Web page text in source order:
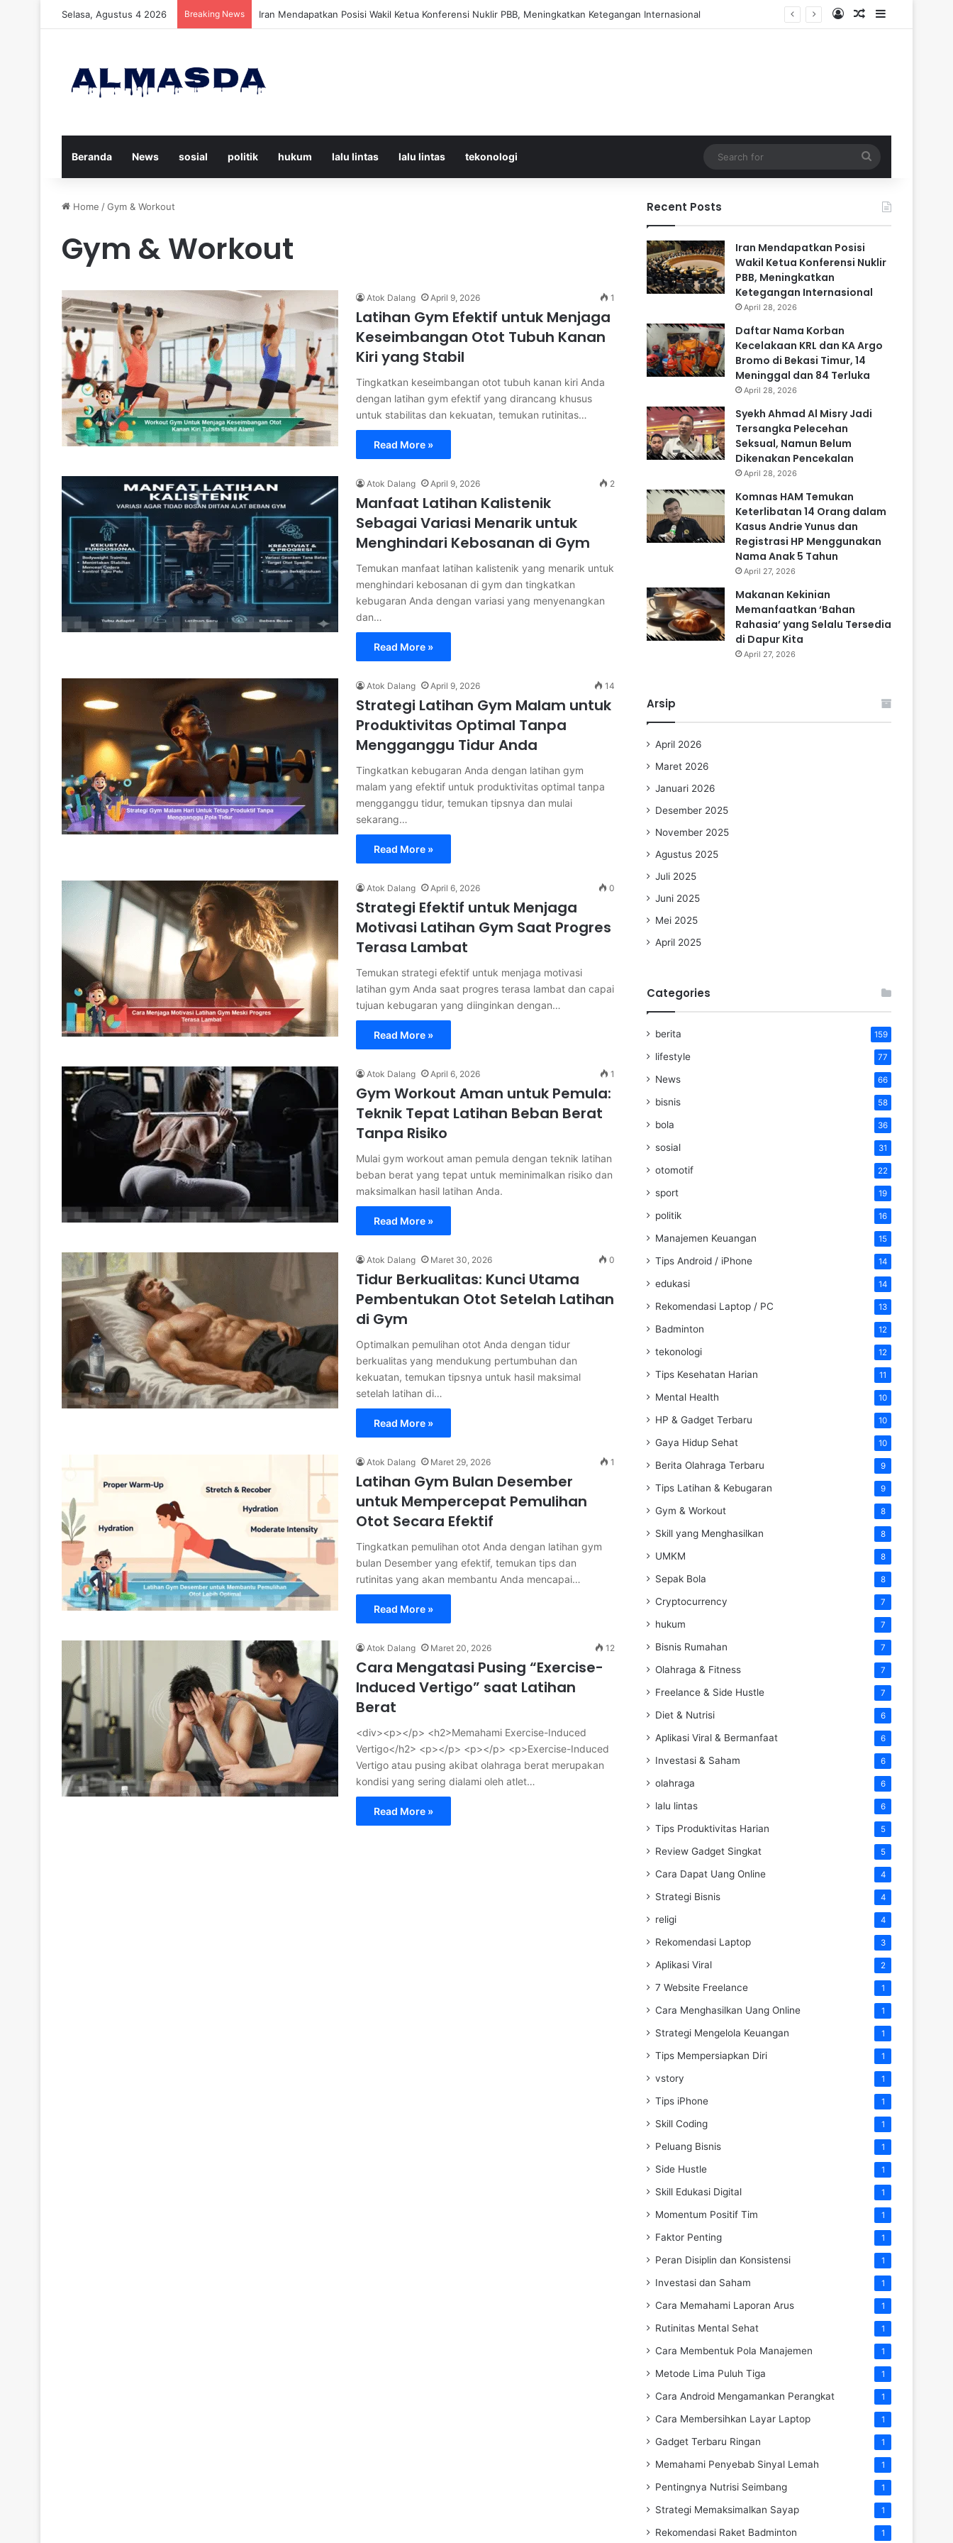
Selasa, Agustus 4 2026 Breaking News Daftar Nama Korban Kecelakaan KRL dan KA Argo Bromo di Bekasi Timur, 14 Meninggal dan 84 Terluka Log InRandom Article
Sidebar
Beranda News sosial politik hukum lalu lintas lalu lintas tekonologi
for
Home /Gym & Workout
Gym & Workout
Atok Dalang April 9, 2026 1
Latihan Gym Efektif untuk Menjaga
Keseimbangan Otot Tubuh Kanan
Kiri yang Stabil
Tingkatkan keseimbangan otot tubuh kanan kiri Anda
dengan latihan gym efektif yang dirancang khusus
untuk stabilitas dan kekuatan, temukan rutinitas…
Read More »
Atok Dalang April 9, 2026 2
Manfaat Latihan Kalistenik
Sebagai Variasi Menarik untuk
Menghindari Kebosanan di Gym
Temukan manfaat latihan kalistenik yang menarik untuk
menghindari kebosanan di gym dan tingkatkan
kebugaran Anda dengan variasi yang menyenangkan
dan…
Read More »
Atok Dalang April 9, 2026 14
Strategi Latihan Gym Malam untuk
Produktivitas Optimal Tanpa
Mengganggu Tidur Anda
Tingkatkan kebugaran Anda dengan latihan gym
malam yang efektif untuk produktivitas optimal tanpa
mengganggu tidur, temukan tipsnya dan mulai
sekarang…
Read More »
Atok Dalang April 6, 2026 0
Strategi Efektif untuk Menjaga
Motivasi Latihan Gym Saat Progres
Terasa Lambat
Temukan strategi efektif untuk menjaga motivasi
latihan gym Anda saat progres terasa lambat dan capai
tujuan kebugaran yang diinginkan dengan…
Read More »
Atok Dalang April 6, 2026 1
Gym Workout Aman untuk Pemula:
Teknik Tepat Latihan Beban Berat
Tanpa Risiko
Mulai gym workout aman pemula dengan teknik latihan
beban berat yang tepat untuk meminimalkan risiko dan
maksimalkan hasil latihan Anda.
Read More »
Atok Dalang Maret 30, 2026 0
Tidur Berkualitas: Kunci Utama
Pembentukan Otot Setelah Latihan
di Gym
Optimalkan pemulihan otot Anda dengan tidur
berkualitas yang mendukung pertumbuhan dan
kekuatan, temukan tipsnya untuk hasil maksimal
setelah latihan di…
Read More »
Atok Dalang Maret 29, 2026 1
Latihan Gym Bulan Desember
untuk Mempercepat Pemulihan
Otot Secara Efektif
Tingkatkan pemulihan otot Anda dengan latihan gym
bulan Desember yang efektif, temukan tips dan
rutinitas yang akan membantu Anda mencapai…
Read More »
Atok Dalang Maret 20, 2026 12
Cara Mengatasi Pusing “Exercise-
Induced Vertigo” saat Latihan
Berat
<div><p></p> <h2>Memahami Exercise-Induced
Vertigo</h2> <p></p> <p></p> <p>Exercise-Induced
Vertigo atau pusing akibat olahraga berat merupakan
kondisi yang sering dialami oleh atlet…
Read More »
Recent Posts
Iran Mendapatkan Posisi
Wakil Ketua Konferensi Nuklir
PBB, Meningkatkan
Ketegangan Internasional
April 28, 2026
Daftar Nama Korban
Kecelakaan KRL dan KA Argo
Bromo di Bekasi Timur, 14
Meninggal dan 84 Terluka
April 28, 2026
Syekh Ahmad Al Misry Jadi
Tersangka Pelecehan
Seksual, Namun Belum
Dikenakan Pencekalan
April 28, 2026
Komnas HAM Temukan
Keterlibatan 14 Orang dalam
Kasus Andrie Yunus dan
Registrasi HP Menggunakan
Nama Anak 5 Tahun
April 27, 2026
Makanan Kekinian
Memanfaatkan ‘Bahan
Rahasia’ yang Selalu Tersedia
di Dapur Kita
April 27, 2026
Arsip
April 2026
Maret 2026
Januari 2026
Desember 2025
November 2025
Agustus 2025
Juli 2025
Juni 2025
Mei 2025
April 2025
Categories
berita 159
lifestyle 77
News 66
bisnis 58
bola 36
sosial 31
otomotif 22
sport 19
politik 16
Manajemen Keuangan 15
Tips Android / iPhone 14
edukasi 14
Rekomendasi Laptop / PC 13
Badminton 12
tekonologi 12
Tips Kesehatan Harian 11
Mental Health 10
HP & Gadget Terbaru 10
Gaya Hidup Sehat 10
Berita Olahraga Terbaru 9
Tips Latihan & Kebugaran 9
Gym & Workout 8
Skill yang Menghasilkan 8
UMKM 8
Sepak Bola 8
Cryptocurrency 7
hukum 7
Bisnis Rumahan 7
Olahraga & Fitness 7
Freelance & Side Hustle 7
Diet & Nutrisi 6
Aplikasi Viral & Bermanfaat 6
Investasi & Saham 6
olahraga 6
lalu lintas 6
Tips Produktivitas Harian 5
Review Gadget Singkat 5
Cara Dapat Uang Online 4
Strategi Bisnis 4
religi 4
Rekomendasi Laptop 3
Aplikasi Viral 2
7 Website Freelance 1
Cara Menghasilkan Uang Online 1
Strategi Mengelola Keuangan 1
Tips Mempersiapkan Diri 1
vstory 1
Tips iPhone 1
Skill Coding 1
Peluang Bisnis 1
Side Hustle 1
Skill Edukasi Digital 1
Momentum Positif Tim 1
Faktor Penting 1
Peran Disiplin dan Konsistensi 1
Investasi dan Saham 1
Cara Memahami Laporan Arus 1
Rutinitas Mental Sehat 1
Cara Membentuk Pola Manajemen 1
Metode Lima Puluh Tiga 1
Cara Android Mengamankan Perangkat 1
Cara Membersihkan Layar Laptop 1
Gadget Terbaru Ringan 1
Memahami Penyebab Sinyal Lemah 1
Pentingnya Nutrisi Seimbang 1
Strategi Memaksimalkan Sayap 1
Rekomendasi Raket Badminton 1